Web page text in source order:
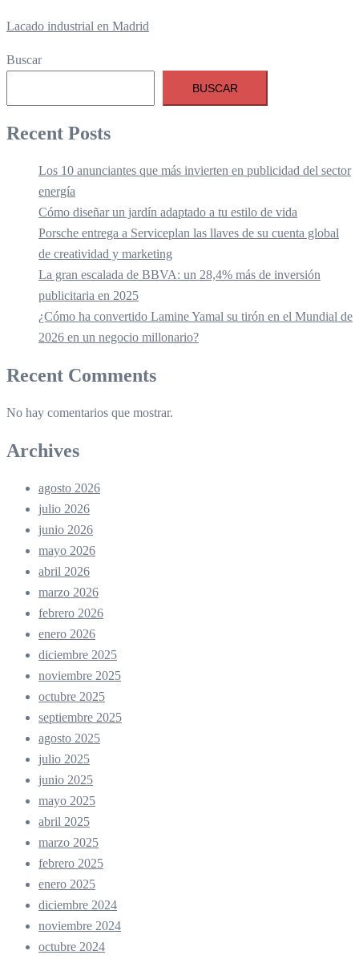
Lacado industrial en Madrid
Buscar
BUSCAR
Recent Posts
Los 10 anunciantes que más invierten en publicidad del sector
energía
Cómo diseñar un jardín adaptado a tu estilo de vida
Porsche entrega a Serviceplan las llaves de su cuenta global
de creatividad y marketing
La gran escalada de BBVA: un 28,4% más de inversión
publicitaria en 2025
¿Cómo ha convertido Lamine Yamal su tirón en el Mundial de
2026 en un negocio millonario?
Recent Comments
No hay comentarios que mostrar.
Archives
agosto 2026
julio 2026
junio 2026
mayo 2026
abril 2026
marzo 2026
febrero 2026
enero 2026
diciembre 2025
noviembre 2025
octubre 2025
septiembre 2025
agosto 2025
julio 2025
junio 2025
mayo 2025
abril 2025
marzo 2025
febrero 2025
enero 2025
diciembre 2024
noviembre 2024
octubre 2024